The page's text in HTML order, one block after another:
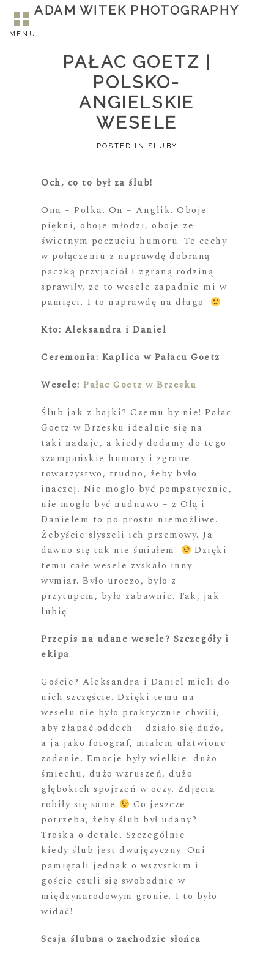
MENU
ADAM WITEK PHOTOGRAPHY
PAŁAC GOETZ |
POLSKO-
ANGIELSKIE
WESELE
POSTED IN SLUBY
Och, co to był za ślub!
Ona – Polka. On – Anglik. Oboje
piękni, oboje młodzi, oboje ze
świetnym poczuciu humoru. Te cechy
w połączeniu z naprawdę dobraną
paczką przyjaciół i zgraną rodziną
sprawiły, że to wesele zapadnie mi w
pamięci. I to naprawdę na długo!
Kto: Aleksandra i Daniel
Ceremonia: Kaplica w Pałacu Goetz
Wesele:Pałac Goetz w Brzesku
Ślub jak z bajki? Czemu by nie! Pałac
Goetz w Brzesku idealnie się na
taki nadaje, a kiedy dodamy do tego
szampańskie humory i zgrane
towarzystwo, trudno, żeby było
inaczej. Nie mogło być pompatycznie,
nie mogło być nudnawo – z Olą i
Danielem to po prostu niemożliwe.
Żebyście słyszeli ich przemowy. Ja
dawno się tak nie śmiałem!
Dzięki
temu całe wesele zyskało inny
wymiar. Było uroczo, było z
przytupem, było zabawnie. Tak, jak
lubię!
Przepis na udane wesele? Szczegóły i
ekipa
Goście? Aleksandra i Daniel mieli do
nich szczęście. Dzięki temu na
weselu nie było praktycznie chwili,
aby złapać oddech – działo się dużo,
a ja jako fotograf, miałem ułatwione
zadanie. Emocje były wielkie: dużo
śmiechu, dużo wzruszeń, dużo
głębokich spojrzeń w oczy. Zdjęcia
robiły się same
Co jeszcze
potrzeba, żeby ślub był udany?
Troska o detale. Szczególnie
kiedy ślub jest dwujęzyczny. Oni
pamiętali jednak o wszystkim i
goście czuli się swobodnie w
międzynarodowym gronie. I to było
widać!
Sesja ślubna o zachodzie słońca